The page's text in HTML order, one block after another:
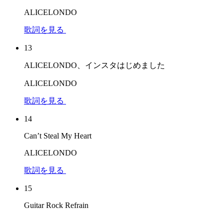
ALICELONDO
歌詞を見る
13
ALICELONDO、インスタはじめました
ALICELONDO
歌詞を見る
14
Can’t Steal My Heart
ALICELONDO
歌詞を見る
15
Guitar Rock Refrain